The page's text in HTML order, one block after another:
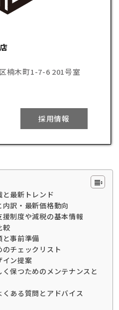
楠木町1-7-6 201号室
採用情報
最新トレンド
訳・最新価格動向
制度や減税の基本情報
較
と事前準備
チェックリスト
イン提案
保つためのメンテナンスと
ある質問とアドバイス